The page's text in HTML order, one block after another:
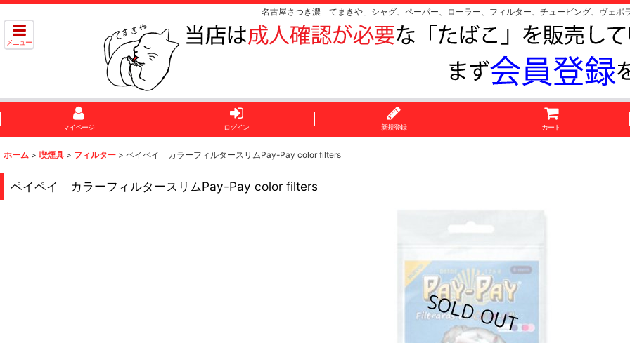
名古屋さつき濃「てまきや」シャグ、ペーパー、ローラー、フィルター、チュービング、ヴェポ
メニュー
マイページ ログイン 新規登録 カート
ホーム > 喫煙具 > フィルター > ペイペイ カラーフィルタースリムPay-Pay color filters
ペイペイ カラーフィルタースリムPay-Pay color filters